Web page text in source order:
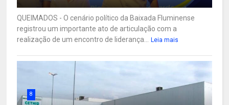
QUEIMADOS - O cenário político da Baixada Fluminense
registrou um importante ato de articulação com a
realização de um encontro de liderança...
Leia mais
8